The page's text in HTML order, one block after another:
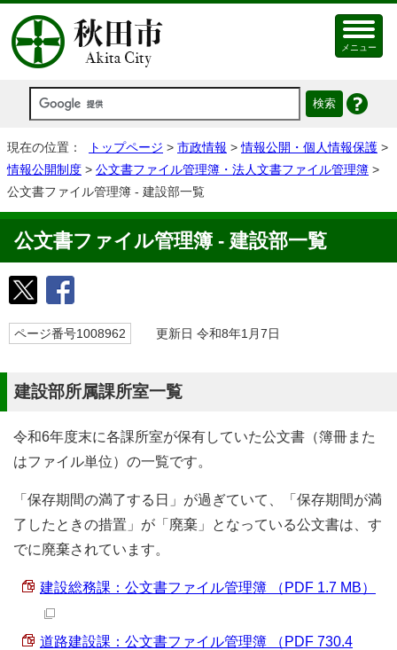
メニュー
現在の位置： トップページ > 市政情報 >情報公開・個人情報保護 >
情報公開制度 > 公文書ファイル管理簿・法人文書ファイル管理簿 >
公文書ファイル管理簿 - 建設部一覧
公文書ファイル管理簿 - 建設部一覧
ページ番号1008962 更新日 令和8年1月7日
建設部所属課所室一覧
令和6年度末に各課所室が保有していた公文書（簿冊また
はファイル単位）の一覧です。
「保存期間の満了する日」が過ぎていて、「保存期間が満
了したときの措置」が「廃棄」となっている公文書は、す
でに廃棄されています。
建設総務課：公文書ファイル管理簿 （PDF 1.7 MB）
道路建設課：公文書ファイル管理簿 （PDF 730.4